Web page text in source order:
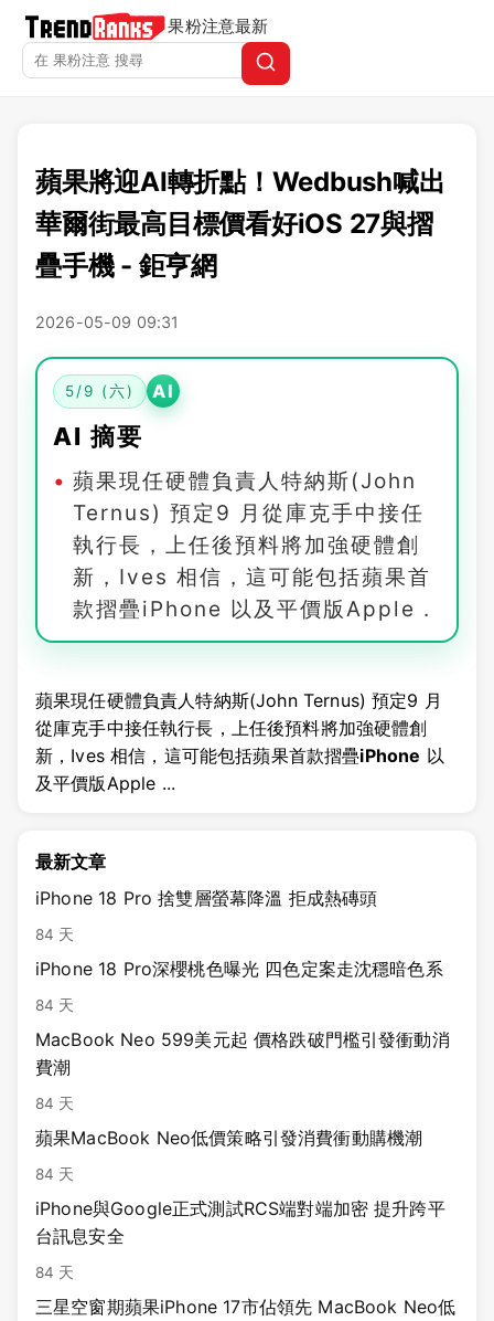
果粉注意最新
蘋果將迎AI轉折點！Wedbush喊出
華爾街最高目標價看好iOS 27與摺
疊手機 - 鉅亨網
2026-05-09 09:31
5/9 (六) AI
AI 摘要
蘋果現任硬體負責人特納斯(John
Ternus) 預定9 月從庫克手中接任
執行長，上任後預料將加強硬體創
新，Ives 相信，這可能包括蘋果首
款摺疊iPhone 以及平價版Apple .
蘋果現任硬體負責人特納斯(John Ternus) 預定9 月
從庫克手中接任執行長，上任後預料將加強硬體創
新，Ives 相信，這可能包括蘋果首款摺疊iPhone 以
及平價版Apple ...
最新文章
iPhone 18 Pro 捨雙層螢幕降溫 拒成熱磚頭
84 天
iPhone 18 Pro深櫻桃色曝光 四色定案走沈穩暗色系
84 天
MacBook Neo 599美元起 價格跌破門檻引發衝動消
費潮
84 天
蘋果MacBook Neo低價策略引發消費衝動購機潮
84 天
iPhone與Google正式測試RCS端對端加密 提升跨平
台訊息安全
84 天
三星空窗期蘋果iPhone 17市佔領先 MacBook Neo低